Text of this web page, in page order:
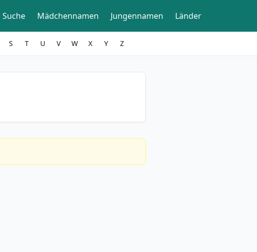
Suche Mädchennamen Jungennamen Länder
S T U V W X Y Z